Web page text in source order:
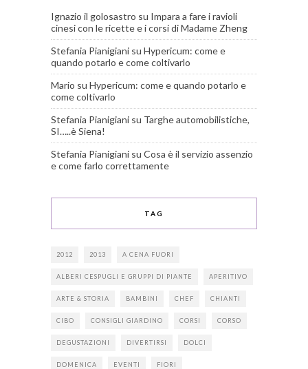
Ignazio il golosastro su Impara a fare i ravioli
cinesi con le ricette e i corsi di Madame Zheng
Stefania Pianigiani su Hypericum: come e
quando potarlo e come coltivarlo
Mario su Hypericum: come e quando potarlo e
come coltivarlo
Stefania Pianigiani su Targhe automobilistiche,
SI…..è Siena!
Stefania Pianigiani su Cosa è il servizio assenzio
e come farlo correttamente
TAG
2012 2013 A CENA FUORI
ALBERI CESPUGLI E GRUPPI DI PIANTE APERITIVO
ARTE & STORIA BAMBINI CHEF CHIANTI
CIBO CONSIGLI GIARDINO CORSI CORSO
DEGUSTAZIONI DIVERTIRSI DOLCI
DOMENICA EVENTI FIORI